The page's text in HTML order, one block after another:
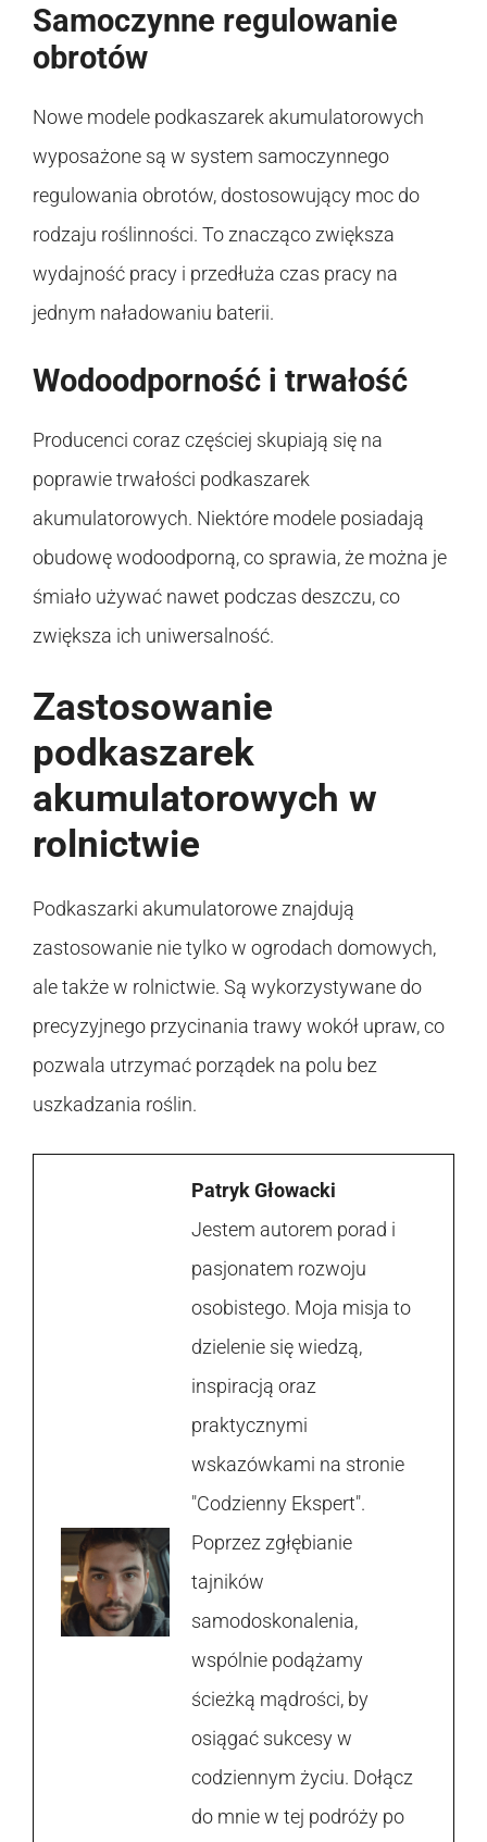
Samoczynne regulowanie
obrotów
Nowe modele podkaszarek akumulatorowych
wyposażone są w system samoczynnego
regulowania obrotów, dostosowujący moc do
rodzaju roślinności. To znacząco zwiększa
wydajność pracy i przedłuża czas pracy na
jednym naładowaniu baterii.
Wodoodporność i trwałość
Producenci coraz częściej skupiają się na
poprawie trwałości podkaszarek
akumulatorowych. Niektóre modele posiadają
obudowę wodoodporną, co sprawia, że można je
śmiało używać nawet podczas deszczu, co
zwiększa ich uniwersalność.
Zastosowanie
podkaszarek
akumulatorowych w
rolnictwie
Podkaszarki akumulatorowe znajdują
zastosowanie nie tylko w ogrodach domowych,
ale także w rolnictwie. Są wykorzystywane do
precyzyjnego przycinania trawy wokół upraw, co
pozwala utrzymać porządek na polu bez
uszkadzania roślin.
Patryk Głowacki
Jestem autorem porad i
pasjonatem rozwoju
osobistego. Moja misja to
dzielenie się wiedzą,
inspiracją oraz
praktycznymi
wskazówkami na stronie
"Codzienny Ekspert".
Poprzez zgłębianie
tajników
samodoskonalenia,
wspólnie podążamy
ścieżką mądrości, by
osiągać sukcesy w
codziennym życiu. Dołącz
do mnie w tej podróży po